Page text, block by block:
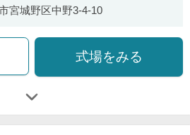
宮城野区中野3-4-10
式場をみる